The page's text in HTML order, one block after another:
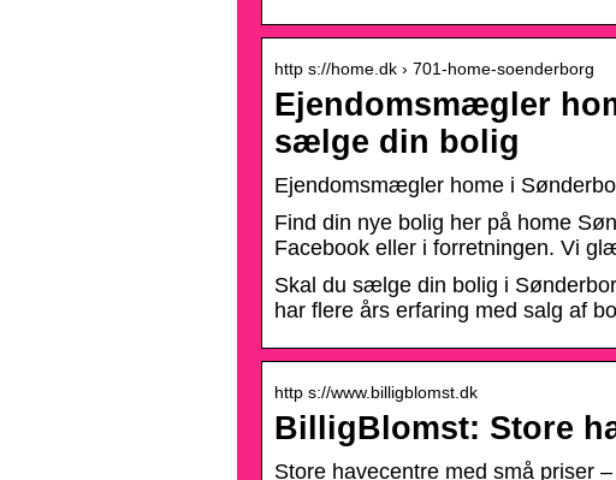
http s://home.dk › 701-home-soenderborg
Ejendomsmægler
sælge din bolig
Ejendomsmægler home i
Find din nye bolig her på home
Facebook eller i forretningen. Vi
Skal du sælge din bolig i
har flere års erfaring med salg af
http s://www.billigblomst.dk
BilligBlomst: Store
Store havecentre med små priser